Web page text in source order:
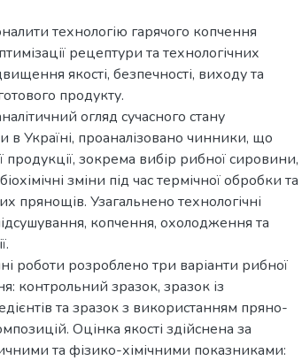
технологію гарячого копчення
рецептури та технологічних
якості, безпечності, виходу та
продукту.
огляд сучасного стану
в Україні, проаналізовано чинники, що
продукції, зокрема вибір рибної сировини,
зміни під час термічної обробки та
прянощів. Узагальнено технологічні
копчення, охолодження та
роботи розроблено три варіанти рибної
контрольний зразок, зразок із
та зразок з використанням пряно-
Оцінка якості здійснена за
та фізико-хімічними показниками: